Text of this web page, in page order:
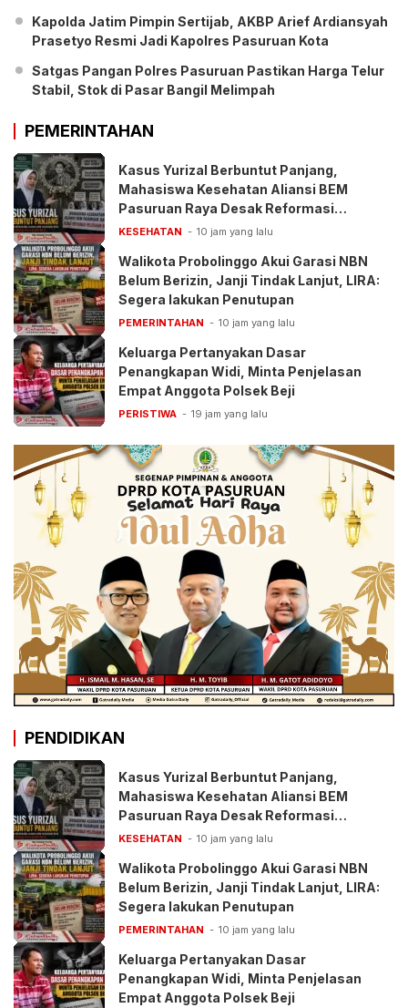
Kapolda Jatim Pimpin Sertijab, AKBP Arief Ardiansyah
Prasetyo Resmi Jadi Kapolres Pasuruan Kota
Satgas Pangan Polres Pasuruan Pastikan Harga Telur
Stabil, Stok di Pasar Bangil Melimpah
PEMERINTAHAN
Kasus Yurizal Berbuntut Panjang,
Mahasiswa Kesehatan Aliansi BEM
Pasuruan Raya Desak Reformasi
Pelayanan BPJS
KESEHATAN 10 jam yang lalu
Walikota Probolinggo Akui Garasi NBN
Belum Berizin, Janji Tindak Lanjut, LIRA:
Segera lakukan Penutupan
PEMERINTAHAN 10 jam yang lalu
Keluarga Pertanyakan Dasar
Penangkapan Widi, Minta Penjelasan
Empat Anggota Polsek Beji
PERISTIWA 19 jam yang lalu
PENDIDIKAN
Kasus Yurizal Berbuntut Panjang,
Mahasiswa Kesehatan Aliansi BEM
Pasuruan Raya Desak Reformasi
Pelayanan BPJS
KESEHATAN 10 jam yang lalu
Walikota Probolinggo Akui Garasi NBN
Belum Berizin, Janji Tindak Lanjut, LIRA:
Segera lakukan Penutupan
PEMERINTAHAN 10 jam yang lalu
Keluarga Pertanyakan Dasar
Penangkapan Widi, Minta Penjelasan
Empat Anggota Polsek Beji